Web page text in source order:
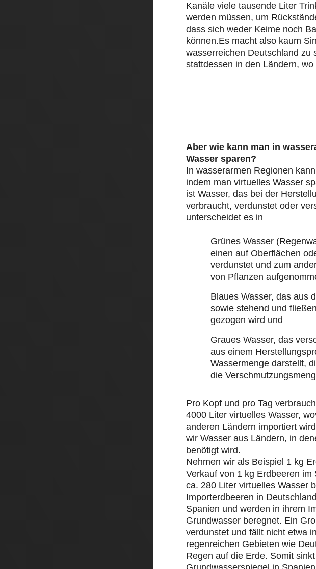
Kanäle viele tausende Liter
werden müssen, um
dass sich weder Keime noch
können.Es macht also kaum
wasserreichen Deutschland zu
stattdessen in den Ländern, wo
Aber wie kann man in
Wasser sparen?
In wasserarmen Regionen
indem man virtuelles Wasser
ist Wasser, das bei der
verbraucht, verdunstet oder
unterscheidet es in
Grünes Wasser
einen auf Oberflächen
verdunstet und zum
von Pflanzen
Blaues Wasser, das aus
sowie stehend und
gezogen wird und
Graues Wasser, das
aus einem
Wassermenge darstellt,
die
Pro Kopf und pro Tag
4000 Liter virtuelles Wasser,
anderen Ländern importiert
wir Wasser aus Ländern, in
benötigt wird.
Nehmen wir als Beispiel 1 kg
Verkauf von 1 kg Erdbeeren im
ca. 280 Liter virtuelles Wasser
Importerdbeeren in
Spanien und werden in ihrem
Grundwasser beregnet. Ein
verdunstet und fällt nicht etwa
regenreichen Gebieten wie
Regen auf die Erde. Somit